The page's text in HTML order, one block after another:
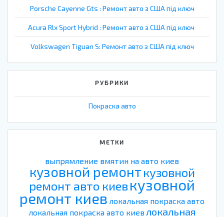
Porsche Cayenne Gts : Ремонт авто з США під ключ
Acura Rlx Sport Hybrid : Ремонт авто з США під ключ
Volkswagen Tiguan S: Ремонт авто з США під ключ
РУБРИКИ
Покраска авто
МЕТКИ
выпрямление вмятин на авто киев
кузовной ремонт кузовной
ремонт авто киев кузовной
ремонт киев локальная покраска авто
локальная покраска авто киев локальная